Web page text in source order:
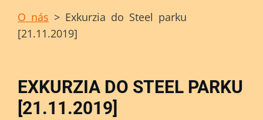
O nás > Exkurzia do Steel parku
[21.11.2019]
EXKURZIA DO STEEL PARKU
[21.11.2019]